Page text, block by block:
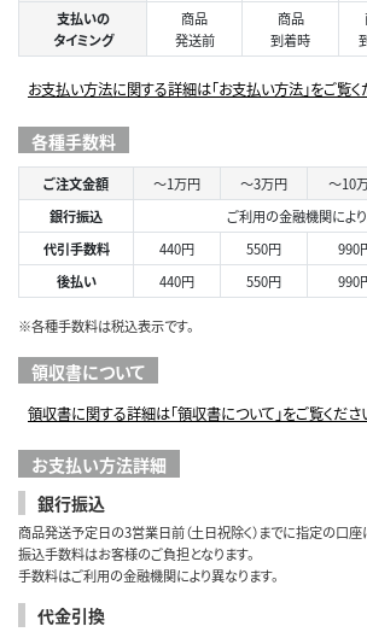
支払いの
タイミング
商品
発送前
商品
到着時
お支払い方法に関する詳細は「お支払い方法」をご覧く
各種手数料
ご注文金額 ～1万円 ～3万円 ～10
銀行振込
ご利用の金融機関によ
代引手数料
440円 550円 990
後払い
440円 550円 990
※各種手数料は税込表示です。
領収書について
領収書に関する詳細は「領収書について」をご覧くださ
お支払い方法詳細
銀行振込
商品発送予定日の3営業日前（土日祝除く）までに指定の口座
振込手数料はお客様のご負担となります。
手数料はご利用の金融機関により異なります。
代金引換